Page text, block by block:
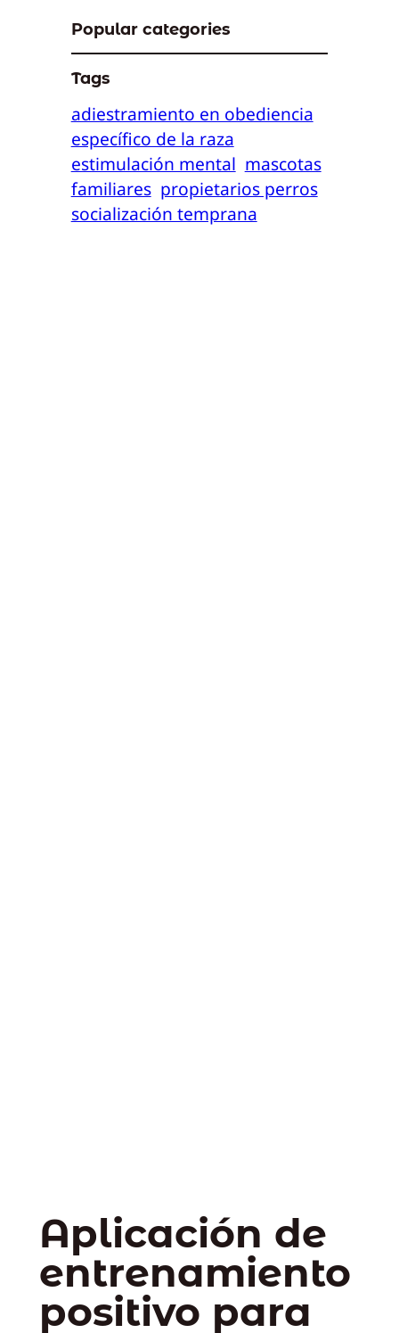
Popular categories
Tags
adiestramiento en obediencia
específico de la raza
estimulación mental mascotas
familiares propietarios perros
socialización temprana
Aplicación de
entrenamiento
positivo para